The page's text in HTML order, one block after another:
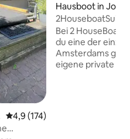
Durchschnittliche Bewertung:
4,9 (174)
Hausboot in
schwimmende
Bei 2 HouseBoat
du eine der
Amsterdams
eigene private